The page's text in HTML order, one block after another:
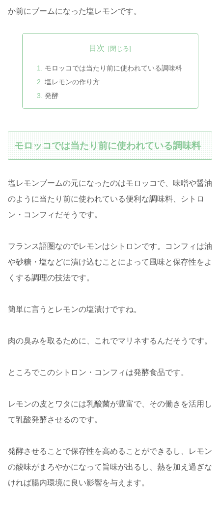
か前にブームになった塩レモンです。
目次
モロッコでは当たり前に使われている調味料
塩レモンの作り方
発酵
モロッコでは当たり前に使われている調味料
塩レモンブームの元になったのはモロッコで、味噌や醤油
のように当たり前に使われている便利な調味料、シトロ
ン・コンフィだそうです。
フランス語圏なのでレモンはシトロンです。コンフィは油
や砂糖・塩などに漬け込むことによって風味と保存性をよ
くする調理の技法です。
簡単に言うとレモンの塩漬けですね。
肉の臭みを取るために、これでマリネするんだそうです。
ところでこのシトロン・コンフィは発酵食品です。
レモンの皮とワタには乳酸菌が豊富で、その働きを活用し
て乳酸発酵させるのです。
発酵させることで保存性を高めることができるし、レモン
の酸味がまろやかになって旨味が出るし、熱を加え過ぎな
ければ腸内環境に良い影響を与えます。